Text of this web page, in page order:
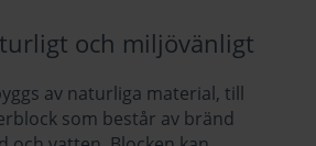
och miljövänligt
av naturliga material, till
som består av bränd